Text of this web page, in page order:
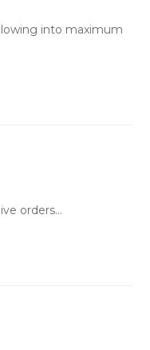
into maximum
orders…